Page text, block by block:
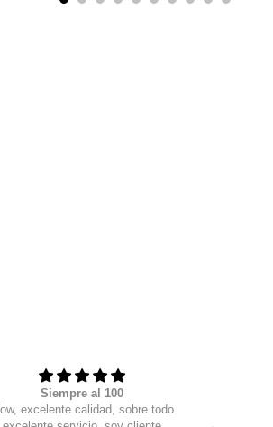
Siempre al 100
excelente calidad, sobre todo